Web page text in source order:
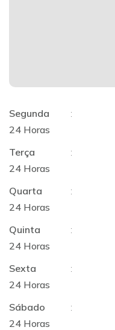
Segunda
:
24 Horas
Terça
:
24 Horas
Quarta
:
24 Horas
Quinta
:
24 Horas
Sexta
:
24 Horas
Sábado
:
24 Horas